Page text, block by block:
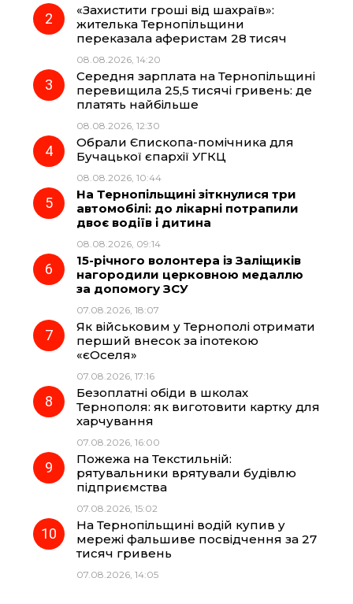
o
k
r
a
m
«Захистити гроші від шахраїв»:
жителька Тернопільщини
переказала аферистам 28 тисяч
08.08.2026, 14:20
Середня зарплата на Тернопільщині
перевищила 25,5 тисячі гривень: де
платять найбільше
08.08.2026, 12:30
Обрали Єпископа-помічника для
Бучацької єпархії УГКЦ
08.08.2026, 10:44
На Тернопільщині зіткнулися три
автомобілі: до лікарні потрапили
двоє водіїв і дитина
08.08.2026, 09:14
15-річного волонтера із Заліщиків
нагородили церковною медаллю
за допомогу ЗСУ
07.08.2026, 18:07
Як військовим у Тернополі отримати
перший внесок за іпотекою
«єОселя»
07.08.2026, 17:16
Безоплатні обіди в школах
Тернополя: як виготовити картку для
харчування
07.08.2026, 16:00
Пожежа на Текстильній:
рятувальники врятували будівлю
підприємства
07.08.2026, 15:02
На Тернопільщині водій купив у
мережі фальшиве посвідчення за 27
тисяч гривень
07.08.2026, 14:05